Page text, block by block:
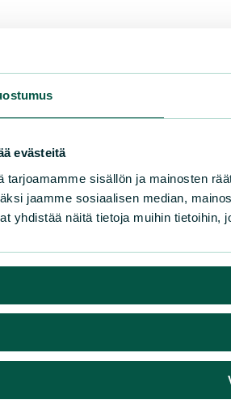
evästeitä
tarjoamamme sisällön ja mainosten
jaamme sosiaalisen median,
yhdistää näitä tietoja muihin tietoihin,